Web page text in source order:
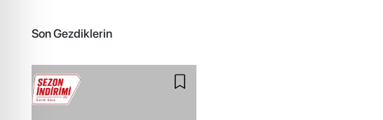
Son Gezdiklerin